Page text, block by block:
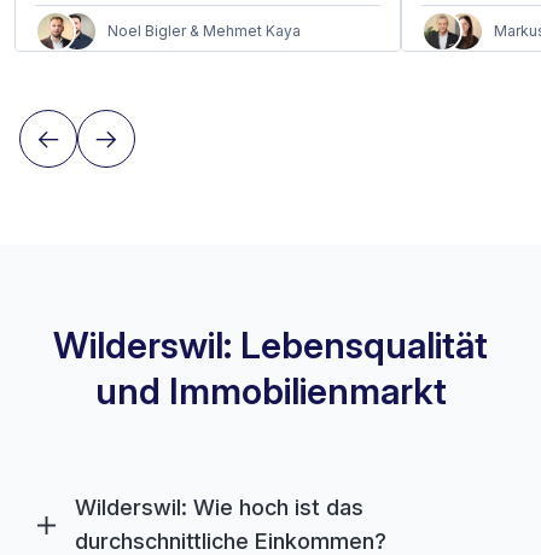
Noel Bigler & Mehmet Kaya
Wilderswil: Lebensqualität
und Immobilienmarkt
Wilderswil: Wie hoch ist das
durchschnittliche Einkommen?